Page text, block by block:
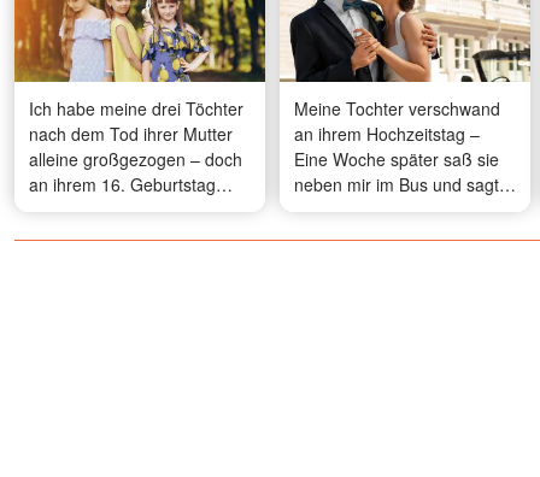
Ich habe meine drei Töchter
nach dem Tod ihrer Mutter
alleine großgezogen – doch
an ihrem 16. Geburtstag
sagte eine von ihnen: „Papa,
Mama ist nicht so gegangen,
Meine Tochter verschwand
an ihrem Hochzeitstag –
Eine Woche später saß sie
neben mir im Bus und sagte:
„Mama, schrei nicht. Du
musst die ganze Wahrheit